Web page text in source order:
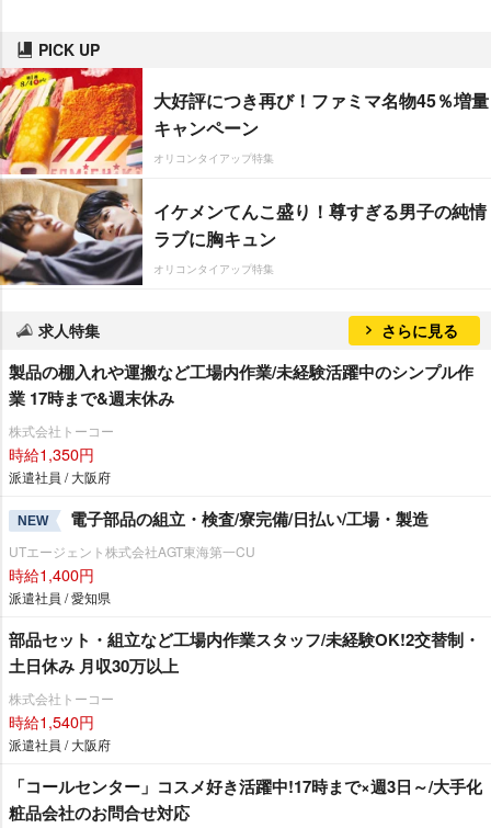
PICK UP
大好評につき再び！ファミマ名物45％増量
キャンペーン
オリコンタイアップ特集
イケメンてんこ盛り！尊すぎる男子の純情
ラブに胸キュン
オリコンタイアップ特集
求人特集 さらに見る
製品の棚入れや運搬など工場内作業/未経験活躍中のシンプル作
業 17時まで&週末休み
株式会社トーコー
時給1,350円
派遣社員 / 大阪府
NEW 電子部品の組立・検査/寮完備/日払い/工場・製造
UTエージェント株式会社AGT東海第一CU
時給1,400円
派遣社員 / 愛知県
部品セット・組立など工場内作業スタッフ/未経験OK!2交替制・
土日休み 月収30万以上
株式会社トーコー
時給1,540円
派遣社員 / 大阪府
「コールセンター」コスメ好き活躍中!17時まで×週3日～/大手化
粧品会社のお問合せ対応